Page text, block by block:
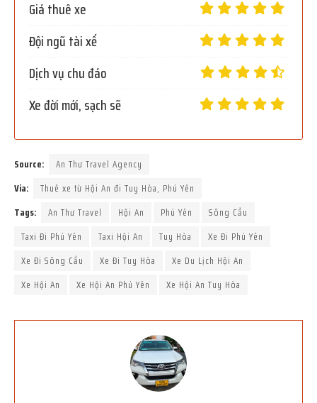
Giá thuê xe
Đội ngũ tài xế
Dịch vụ chu đáo
Xe đời mới, sạch sẽ
Source: An Thư Travel Agency
Via: Thuê xe từ Hội An đi Tuy Hòa, Phú Yên
Tags: An Thư Travel Hội An Phú Yên
Sông Cầu
Taxi Đi Phú Yên
Taxi Hội An Tuy Hòa
Xe Đi Phú Yên
Xe Đi Sông Cầu
Xe Đi Tuy Hòa
Xe Du Lịch Hội An
Xe Hội An
Xe Hội An Phú Yên Xe Hội An Tuy Hòa